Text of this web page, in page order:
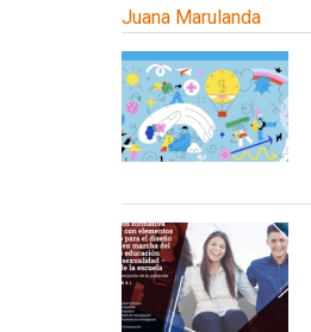
Juana Marulanda